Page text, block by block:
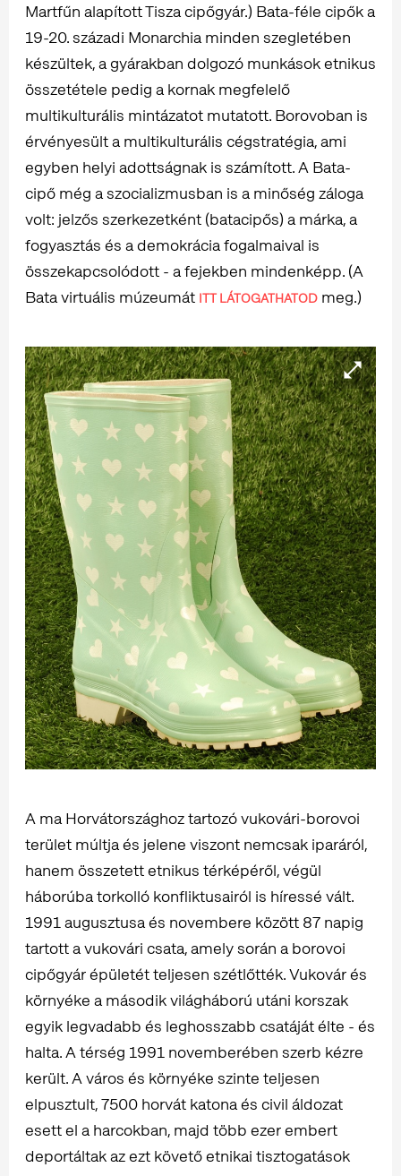
Martfűn alapított Tisza cipőgyár.) Bata-féle cipők a
19-20. századi Monarchia minden szegletében
készültek, a gyárakban dolgozó munkások etnikus
összetétele pedig a kornak megfelelő
multikulturális mintázatot mutatott. Borovoban is
érvényesült a multikulturális cégstratégia, ami
egyben helyi adottságnak is számított. A Bata-
cipő még a szocializmusban is a minőség záloga
volt: jelzős szerkezetként (batacipős) a márka, a
fogyasztás és a demokrácia fogalmaival is
összekapcsolódott - a fejekben mindenképp. (A
Bata virtuális múzeumát ITT LÁTOGATHATOD meg.)
A ma Horvátországhoz tartozó vukovári-borovoi
terület múltja és jelene viszont nemcsak iparáról,
hanem összetett etnikus térképéről, végül
háborúba torkolló konfliktusairól is híressé vált.
1991 augusztusa és novembere között 87 napig
tartott a vukovári csata, amely során a borovoi
cipőgyár épületét teljesen szétlőtték. Vukovár és
környéke a második világháború utáni korszak
egyik legvadabb és leghosszabb csatáját élte - és
halta. A térség 1991 novemberében szerb kézre
került. A város és környéke szinte teljesen
elpusztult, 7500 horvát katona és civil áldozat
esett el a harcokban, majd több ezer embert
deportáltak az ezt követő etnikai tisztogatások